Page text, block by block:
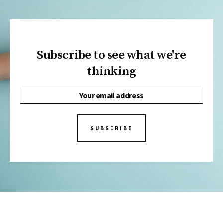
Subscribe to see what we're
thinking
SUBSCRIBE